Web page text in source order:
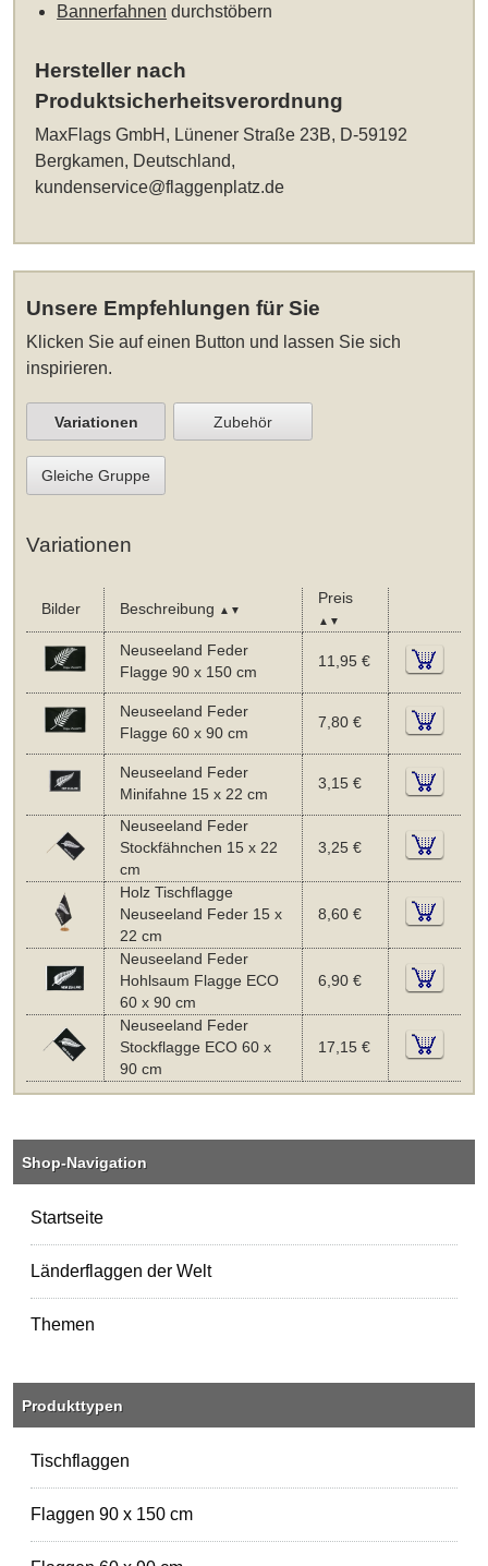
Bannerfahnen durchstöbern
Hersteller nach
Produktsicherheitsverordnung
MaxFlags GmbH, Lünener Straße 23B, D-59192
Bergkamen, Deutschland,
kundenservice@flaggenplatz.de
Unsere Empfehlungen für Sie
Klicken Sie auf einen Button und lassen Sie sich
inspirieren.
Variationen Zubehör
Gleiche Gruppe
Variationen
Bilder Beschreibung ▲▼
Preis
▲▼
Neuseeland Feder
Flagge 90 x 150 cm
11,95 €
Neuseeland Feder
Flagge 60 x 90 cm
7,80 €
Neuseeland Feder
Minifahne 15 x 22 cm
3,15 €
Neuseeland Feder
Stockfähnchen 15 x 22
cm
3,25 €
Holz Tischflagge
Neuseeland Feder 15 x
22 cm
8,60 €
Neuseeland Feder
Hohlsaum Flagge ECO
60 x 90 cm
6,90 €
Neuseeland Feder
Stockflagge ECO 60 x
90 cm
17,15 €
Shop-Navigation
Startseite
Länderflaggen der Welt
Themen
Produkttypen
Tischflaggen
Flaggen 90 x 150 cm